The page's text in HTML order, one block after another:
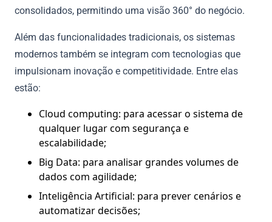
consolidados, permitindo uma visão 360° do negócio.
Além das funcionalidades tradicionais, os sistemas
modernos também se integram com tecnologias que
impulsionam inovação e competitividade. Entre elas
estão:
Cloud computing: para acessar o sistema de
qualquer lugar com segurança e
escalabilidade;
Big Data: para analisar grandes volumes de
dados com agilidade;
Inteligência Artificial: para prever cenários e
automatizar decisões;